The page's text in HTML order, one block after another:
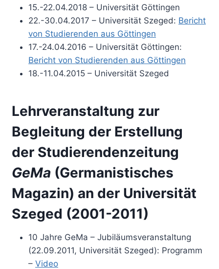
15.-22.04.2018 – Universität Göttingen
22.-30.04.2017 – Universität Szeged: Bericht
von Studierenden aus Göttingen
17.-24.04.2016 – Universität Göttingen:
Bericht von Studierenden aus Göttingen
18.-11.04.2015 – Universität Szeged
Lehrveranstaltung zur
Begleitung der Erstellung
der Studierendenzeitung
GeMa (Germanistisches
Magazin) an der Universität
Szeged (2001-2011)
10 Jahre GeMa – Jubiläumsveranstaltung
(22.09.2011, Universität Szeged): Programm
– Video